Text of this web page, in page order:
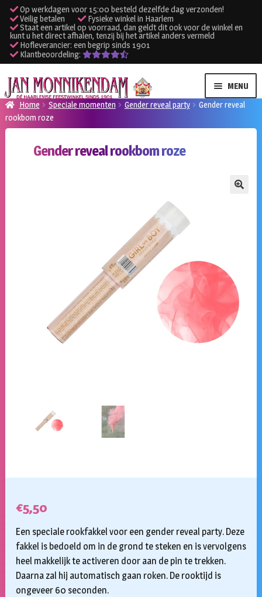
Op werkdagen voor 15:00 besteld dezelfde dag verzonden!
Veilig betalen
Fysieke winkel in Haarlem
Staat een artikel op voorraad, dan geldt dit ook voor de winkel en
kunt u het direct afhalen, tenzij bij het artikel anders vermeld
Hofleverancier: een begrip sinds 1901
Klantbeoordeling:
Ga
door
naar
navigatie
Ga
naar
de
inhoud
MENU
Verhuur kleding
Verhuur apparatuur
Home Speciale momenten Gender reveal party
Gender reveal
rookbom roze
Gender reveal rookbom roze
€5,50
Een speciale rookfakkel voor een gender reveal party. Deze
fakkel is bedoeld om in de grond te steken en is vervolgens
heel makkelijk te activeren door aan de pin te trekken.
Daarna zal hij automatisch gaan roken. De rooktijd is
ongeveer 60 seconden.